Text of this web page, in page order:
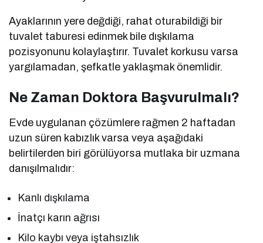
Ayaklarının yere değdiği, rahat oturabildiği bir
tuvalet taburesi edinmek bile dışkılama
pozisyonunu kolaylaştırır. Tuvalet korkusu varsa
yargılamadan, şefkatle yaklaşmak önemlidir.
Ne Zaman Doktora Başvurulmalı?
Evde uygulanan çözümlere rağmen 2 haftadan
uzun süren kabızlık varsa veya aşağıdaki
belirtilerden biri görülüyorsa mutlaka bir uzmana
danışılmalıdır:
Kanlı dışkılama
İnatçı karın ağrısı
Kilo kaybı veya iştahsızlık